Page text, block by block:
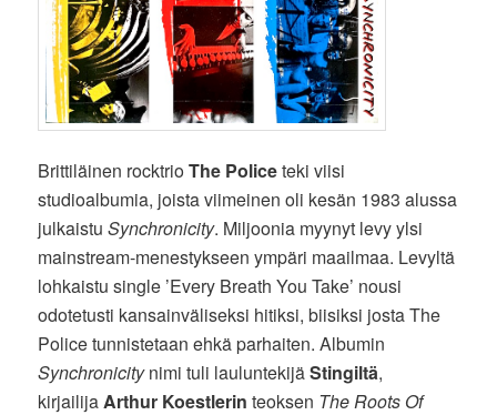
Brittiläinen rocktrioThe Policeteki viisi
studioalbumia, joista viimeinen oli kesän 1983 alussa
julkaistuSynchronicity. Miljoonia myynyt levy ylsi
mainstream-menestykseen ympäri maailmaa. Levyltä
lohkaistu single ’Every Breath You Take’ nousi
odotetusti kansainväliseksi hitiksi, biisiksi josta The
Police tunnistetaan ehkä parhaiten. Albumin
Synchronicitynimi tuli lauluntekijäStingiltä,
kirjailija Arthur Koestlerin teoksen The Roots Of